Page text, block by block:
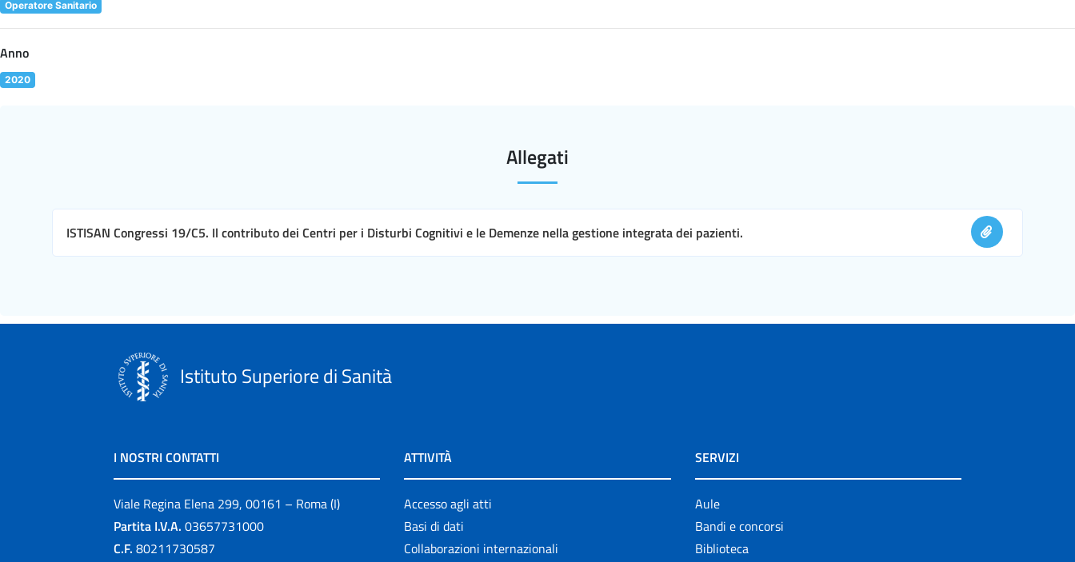
Operatore Sanitario
Anno
2020
Allegati
ISTISAN Congressi 19/C5. Il contributo dei Centri per i Disturbi Cognitivi e le Demenze nella gestione integrata dei pazienti.
Istituto Superiore di Sanità
I NOSTRI CONTATTI
Viale Regina Elena 299, 00161 – Roma (I)
Partita I.V.A. 03657731000
C.F. 80211730587
ATTIVITÀ
Accesso agli atti
Basi di dati
Collaborazioni internazionali
SERVIZI
Aule
Bandi e concorsi
Biblioteca